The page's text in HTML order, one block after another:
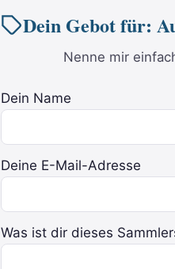
Dein Gebot für:
Nenne mir
Dein Name
Deine E-Mail-Adresse
Bitte lasse dieses Feld leer.
Was ist dir dieses